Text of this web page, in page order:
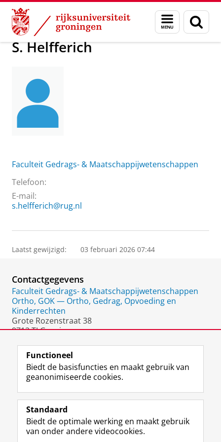
Skip
Content
Skip
Navigation
Menu
en
zoeken
Over ons S. Helfferich
S. Helfferich
Faculteit Gedrags- & Maatschappijwetenschappen
Telefoon:
E-mail:
s.helfferich@rug.nl
Laatst gewijzigd: 03 februari 2026 07:44
Contactgegevens
Faculteit Gedrags- & Maatschappijwetenschappen
Ortho, GOK — Ortho, Gedrag, Opvoeding en
Kinderrechten
Grote Rozenstraat 38
9712 TJ Groningen
Volg de RUG
F
a
e
b
L
i
k
e
R
S
-
f
I
n
t
Y
o
T
Studiekiezers
Functioneel
Biedt de basisfuncties en maakt gebruik van
geanonimiseerde cookies.
Standaard
Biedt de optimale werking en maakt gebruik
van onder andere videocookies.